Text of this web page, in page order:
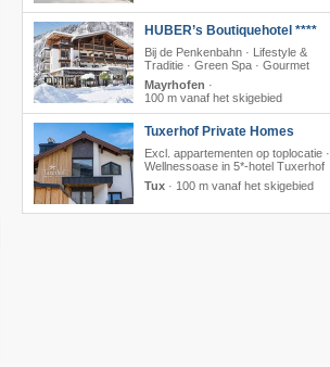
HUBER’s Boutiquehotel ****
Bij de Penkenbahn · Lifestyle &
Traditie · Green Spa · Gourmet
Mayrhofen ·
100 m vanaf het skigebied
Tuxerhof Private Homes
Excl. appartementen op toplocatie ·
Wellnessoase in 5*-hotel Tuxerhof
Tux· 100 m vanaf het skigebied